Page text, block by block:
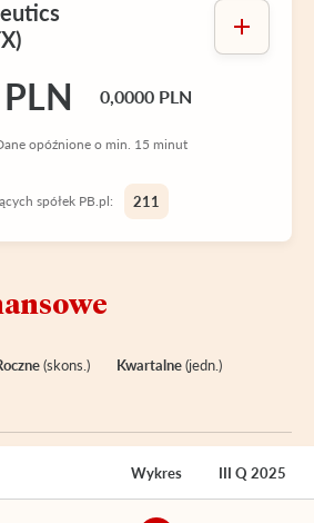
0,0000 PLN
opóźnione o min. 15 minut
spółek PB.pl: 211
(skons.) Kwartalne(jedn.)
Wykres III Q 2025